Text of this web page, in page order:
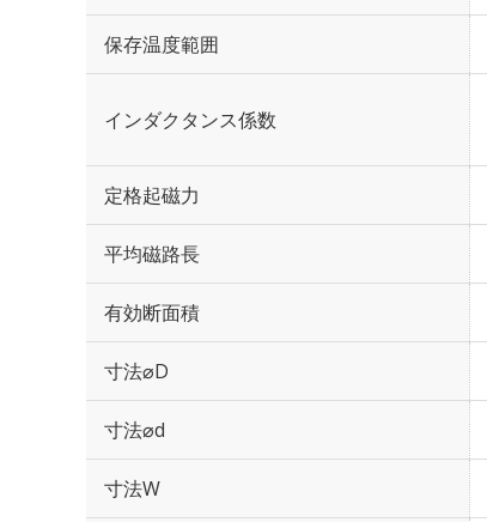
保存温度範囲
インダクタンス係数
定格起磁力
平均磁路長
有効断面積
寸法⌀D
寸法⌀d
寸法W